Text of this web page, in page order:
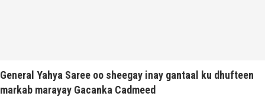
General Yahya Saree oo sheegay inay gantaal ku dhufteen
markab marayay Gacanka Cadmeed